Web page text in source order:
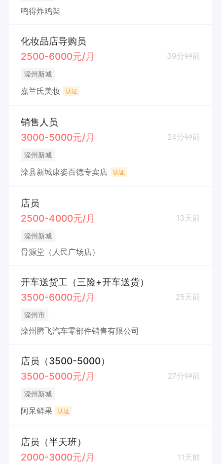
鸣得炸鸡架
化妆品店导购员
2500-6000元/月
39分钟前
滦州新城
嘉兰氏美妆 认证
销售人员
3000-5000元/月
24分钟前
滦州新城
滦县新城康姿百德专卖店 认证
店员
2500-4000元/月
13天前
滦州新城
骨源堂（人民广场店）
开车送货工（三险+开车送货）
3500-6000元/月
25天前
滦州市
滦州腾飞汽车零部件销售有限公司
店员（3500-5000）
3500-5000元/月
27分钟前
滦州新城
阿呆鲜果 认证
店员（半天班）
2000-3000元/月
11天前